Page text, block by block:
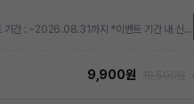
*얼굴 점제거(2mm 이하), 쥐젖, 사마귀 中 선택 *이벤트 기간 : ~2026.08.31까지 *이벤트 기간 내 신청 가능하며, 1회 한정 이벤트입니다. ※본 상품은 1회 한정가 상품으로, 최초 1회에 한해 특별가로 결제 가능합니다. 이후 추가 구매 시에는 상시 정상가 또는 상시 이벤트가가 적용됩니다.
9,900원